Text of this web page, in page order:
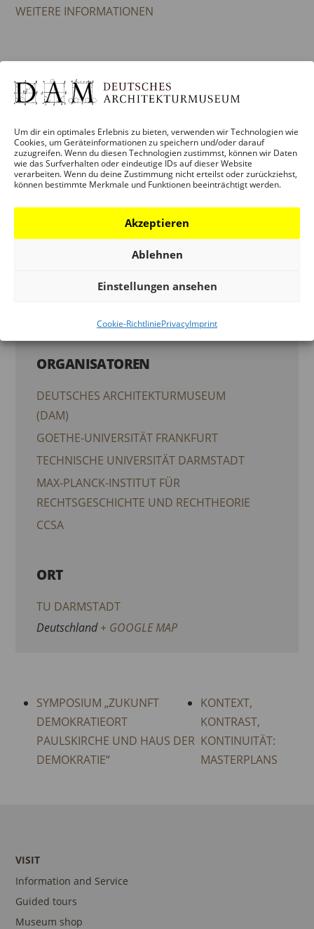
Um dir ein optimales Erlebnis zu bieten, verwenden wir Technologien wie
Cookies, um Geräteinformationen zu speichern und/oder darauf
zuzugreifen. Wenn du diesen Technologien zustimmst, können wir Daten
wie das Surfverhalten oder eindeutige IDs auf dieser Website
verarbeiten. Wenn du deine Zustimmung nicht erteilst oder zurückziehst,
können bestimmte Merkmale und Funktionen beeinträchtigt werden.
Akzeptieren
Ablehnen
Einstellungen ansehen
Cookie-RichtliniePrivacyImprint
WEITERE INFORMATIONEN
DETAILS
Date:
25. May 2023
Time:
Veranstaltung Category:
ORT
TU DARMSTADT
Deutschland + GOOGLE MAP
ORGANISATOREN
DEUTSCHES ARCHITEKTURMUSEUM
(DAM)
GOETHE-UNIVERSITÄT FRANKFURT
TECHNISCHE UNIVERSITÄT DARMSTADT
MAX-PLANCK-INSTITUT FÜR
RECHTSGESCHICHTE UND RECHTHEORIE
CCSA
SYMPOSIUM „ZUKUNFT
DEMOKRATIEORT
PAULSKIRCHE UND HAUS DER
DEMOKRATIE“
KONTEXT,
KONTRAST,
KONTINUITÄT:
MASTERPLANS
VISIT
Information and Service
Guided tours
Museum shop